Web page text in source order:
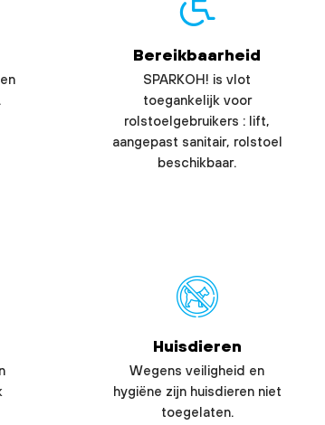
Bereikbaarheid
SPARKOH! is vlot
toegankelijk voor
rolstoelgebruikers : lift,
aangepast sanitair, rolstoel
beschikbaar.
Huisdieren
Wegens veiligheid en
hygiëne zijn huisdieren niet
toegelaten.